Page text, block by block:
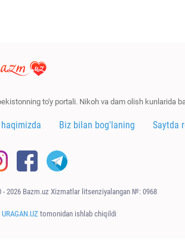
to'y portali. Nikoh va dam olish kunlarida
haqimizda Biz bilan bog'laning Saytda
- 2026 Bazm.uz Xizmatlar litsenziyalangan №: 0968
URAGAN.UZ tomonidan ishlab chiqildi